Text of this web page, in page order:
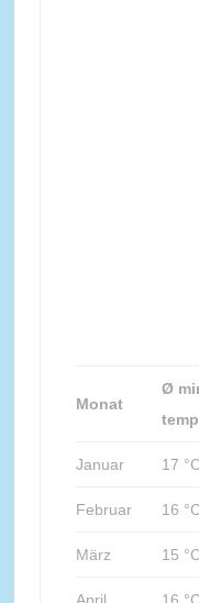
Monat
Ø
Januar 17
Februar 16
März 15